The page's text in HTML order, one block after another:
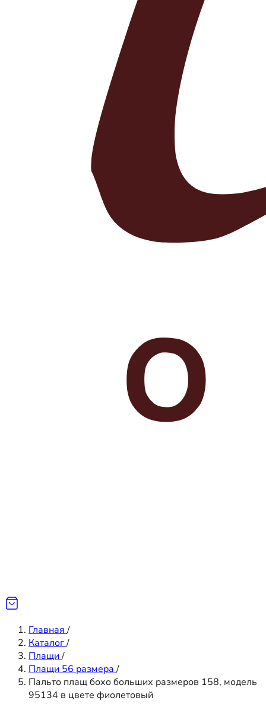
Главная /
Каталог/
Плащи /
Плащи 56 размера /
Пальто плащ бохо больших размеров 158, модель
95134 в цвете фиолетовый